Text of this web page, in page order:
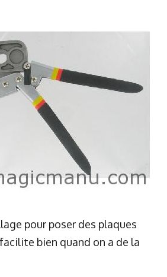
pour poser des plaques
bien quand on a de la